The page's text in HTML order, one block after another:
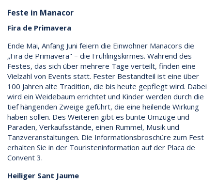
Feste in Manacor
Fira de Primavera
Ende Mai, Anfang Juni feiern die Einwohner Manacors die
„Fira de Primavera" – die Frühlingskirmes. Während des
Festes, das sich über mehrere Tage verteilt, finden eine
Vielzahl von Events statt. Fester Bestandteil ist eine über
100 Jahren alte Tradition, die bis heute gepflegt wird. Dabei
wird ein Weidebaum errichtet und Kinder werden durch die
tief hängenden Zweige geführt, die eine heilende Wirkung
haben sollen. Des Weiteren gibt es bunte Umzüge und
Paraden, Verkaufsstände, einen Rummel, Musik und
Tanzveranstaltungen. Die Informationsbroschüre zum Fest
erhalten Sie in der Touristeninformation auf der Placa de
Convent 3.
Heiliger Sant Jaume